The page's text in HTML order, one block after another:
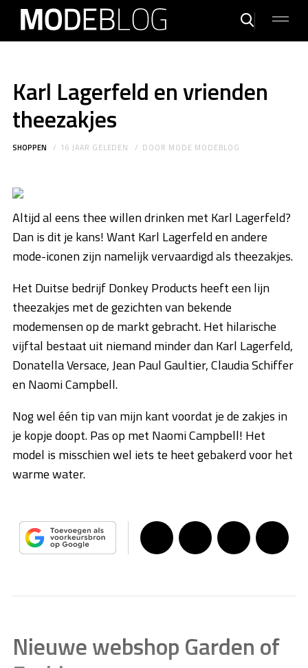
Karl Lagerfeld en vrienden
theezakjes
SHOPPEN 16 JAAR GELEDEN DOOR MODE MODEBLOG
Altijd al eens thee willen drinken met Karl Lagerfeld?
Dan is dit je kans! Want Karl Lagerfeld en andere
mode-iconen zijn namelijk vervaardigd als theezakjes.
Het Duitse bedrijf Donkey Products heeft een lijn
theezakjes met de gezichten van bekende
modemensen op de markt gebracht. Het hilarische
vijftal bestaat uit niemand minder dan Karl Lagerfeld,
Donatella Versace, Jean Paul Gaultier, Claudia Schiffer
en Naomi Campbell.
Nog wel één tip van mijn kant voordat je de zakjes in
je kopje doopt. Pas op met Naomi Campbell! Het
model is misschien wel iets te heet gebakerd voor het
warme water.
Nieuwe webshop Garden of